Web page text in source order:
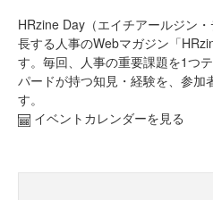
HRzine Day（エイチアールジン
長する人事のWebマガジン「
す。毎回、人事の重要課題を1つ
パードが持つ知見・経験を、参加
す。
イベントカレンダーを見る